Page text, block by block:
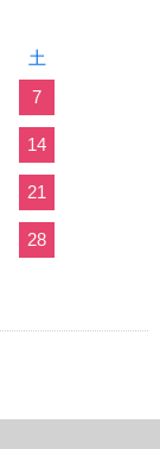
土
7
14
21
28